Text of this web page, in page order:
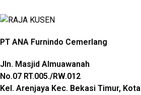
PT ANA Furnindo Cemerlang
Jln. Masjid Almuawanah
No.07 RT.005./RW.012
Kel. Arenjaya Kec. Bekasi Timur, Kota